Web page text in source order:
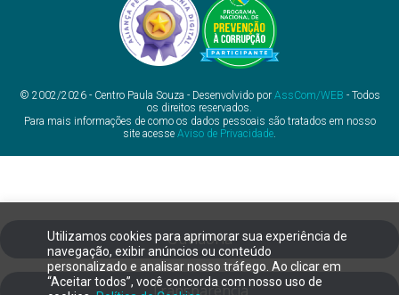
Utilizamos cookies para aprimorar sua experiência de
navegação, exibir anúncios ou conteúdo
personalizado e analisar nosso tráfego. Ao clicar em
“Aceitar todos”, você concorda com nosso uso de
© 2002/2026 - Centro Paula Souza - Desenvolvido por AssCom/WEB - Todos
os direitos reservados.
Para mais informações de como os dados pessoais são tratados em nosso
site acesse Aviso de Privacidade.
Ouvidoria
Transparência